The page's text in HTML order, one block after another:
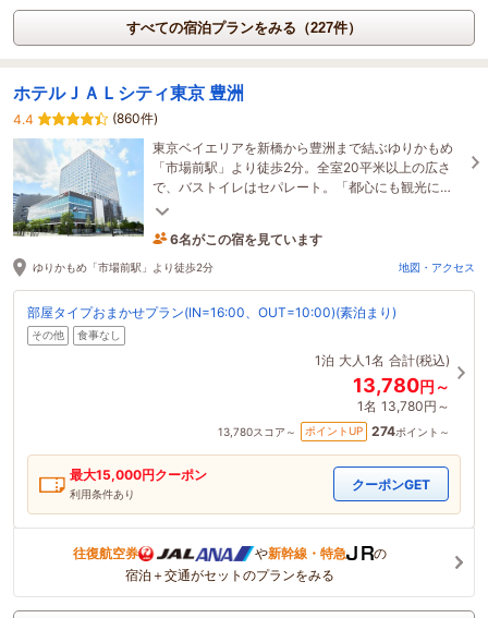
すべての宿泊プランをみる（227件）
ホテルＪＡＬシティ東京 豊洲
4.4
(860件)
東京ベイエリアを新橋から豊洲まで結ぶゆりかもめ
「市場前駅」より徒歩2分。全室20平米以上の広さ
で、バストイレはセパレート。「都心にも観光に
も。」おもてなしの翼が広がる、豊洲ステイ
1時間前に予約されました
ゆりかもめ「市場前駅」より徒歩2分 地図・アクセス
部屋タイプおまかせプラン(IN=16:00、OUT=10:00)(素泊まり)
その他 食事なし
1泊 大人1名 合計(税込)
13,780円～
1名 13,780円～
13,780スコア～ ポイントUP 274ポイント～
最大15,000円クーポン
利用条件あり
クーポンGET
往復航空券 や新幹線・特急
の
宿泊＋交通がセットのプランをみる